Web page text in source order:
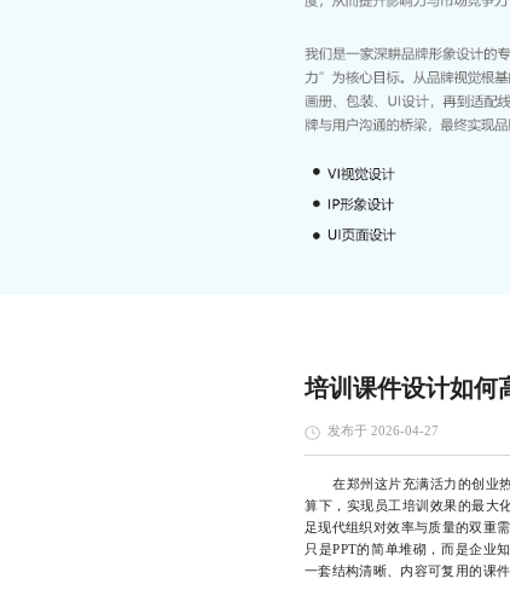
培训课件设计如何
发布于 2026-04-27
在郑州这片充满活力的创业热
算下，实现员工培训效果的最大
足现代组织对效率与质量的双重
只是PPT的简单堆砌，而是企业
一套结构清晰、内容可复用的课